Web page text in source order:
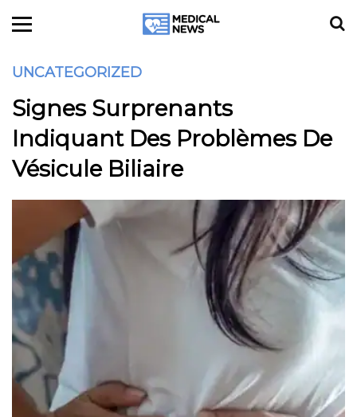
UNCATEGORIZED
Signes Surprenants
Indiquant Des Problèmes De
Vésicule Biliaire